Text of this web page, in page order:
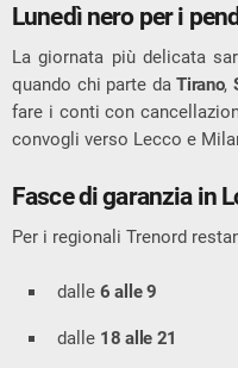
Lunedì nero per i
La giornata più delicata
quando chi parte daTirano,
fare i conti con
convogli verso Lecco e
Fasce di garanzia in
Per i regionali Trenord
dalle 6 alle 9
dalle 18 alle 21